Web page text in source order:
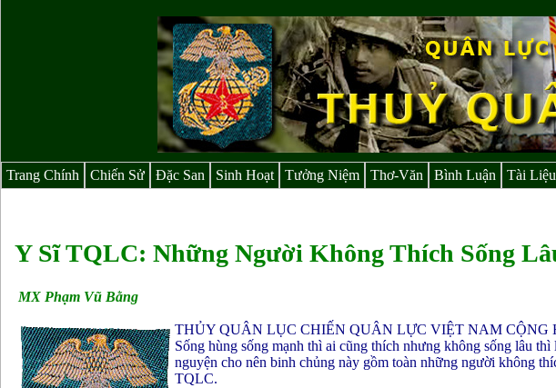
Trang Chính Chiến Sử Đặc San Sinh Hoạt Tưởng Niệm Thơ-Văn Bình Luận Tài Liệu
Y Sĩ TQLC: Những Người Không Thích Sống
MX Phạm Vũ Bằng
THỦY QUÂN LỤC CHIẾN QUÂN LỰC VIỆT NAM CỘNG
Sống hùng sống mạnh thì ai cũng thích nhưng không sống lâu
nguyện cho nên binh chủng này gồm toàn những người không
TQLC.